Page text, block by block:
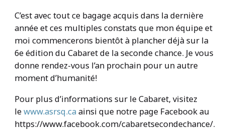
C’est avec tout ce bagage acquis dans la dernière
année et ces multiples constats que mon équipe et
moi commencerons bientôt à plancher déjà sur la
6e édition du Cabaret de la seconde chance. Je vous
donne rendez-vous l’an prochain pour un autre
moment d’humanité!
Pour plus d’informations sur le Cabaret, visitez
lewww.asrsq.caainsi que notre page Facebook au
https://www.facebook.com/cabaretsecondechance/.